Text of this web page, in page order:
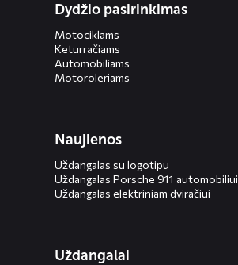
Dydžio pasirinkimas
Motociklams
Keturračiams
Automobiliams
Motoroleriams
Naujienos
Uždangalas su logotipu
Uždangalas Porsche 911 automobiliui
Uždangalas elektriniam dviračiui
Uždangalai